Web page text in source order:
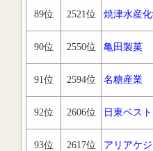
89位 2521位 焼津水産
90位 2550位 亀田製菓
91位 2594位 名糖産業
92位 2606位 日東ベスト
93位 2617位 アリアケ